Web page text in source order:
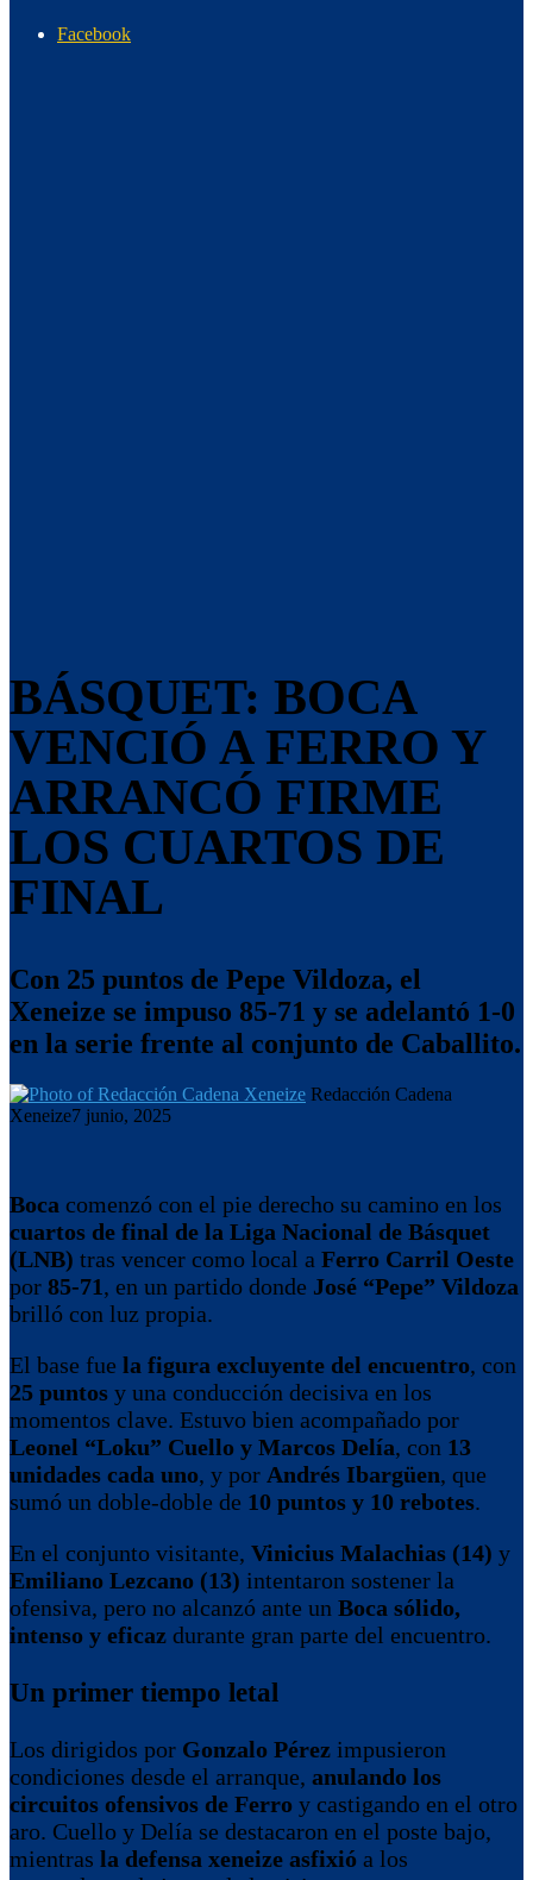
Facebook
BÁSQUET: BOCA
VENCIÓ A FERRO Y
ARRANCÓ FIRME
LOS CUARTOS DE
FINAL
Con 25 puntos de Pepe Vildoza, el
Xeneize se impuso 85-71 y se adelantó 1-0
en la serie frente al conjunto de Caballito.
Redacción Cadena
Xeneize7 junio, 2025
Boca comenzó con el pie derecho su camino en los
cuartos de final de la Liga Nacional de Básquet
(LNB) tras vencer como local a Ferro Carril Oeste
por 85-71, en un partido donde José “Pepe” Vildoza
brilló con luz propia.
El base fue la figura excluyente del encuentro, con
25 puntos y una conducción decisiva en los
momentos clave. Estuvo bien acompañado por
Leonel “Loku” Cuello y Marcos Delía, con 13
unidades cada uno, y por Andrés Ibargüen, que
sumó un doble-doble de 10 puntos y 10 rebotes.
En el conjunto visitante, Vinicius Malachias (14) y
Emiliano Lezcano (13) intentaron sostener la
ofensiva, pero no alcanzó ante un Boca sólido,
intenso y eficaz durante gran parte del encuentro.
Un primer tiempo letal
Los dirigidos por Gonzalo Pérez impusieron
condiciones desde el arranque, anulando los
circuitos ofensivos de Ferro y castigando en el otro
aro. Cuello y Delía se destacaron en el poste bajo,
mientras la defensa xeneize asfixió a los